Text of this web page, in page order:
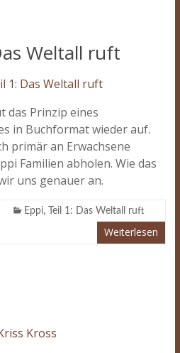
Weltall ruft
das Prinzip eines
in Buchformat wieder auf.
primär an Erwachsene
Familien abholen. Wie das
uns genauer an.
Eppi, Teil 1: Das Weltall ruft
Weiterlesen